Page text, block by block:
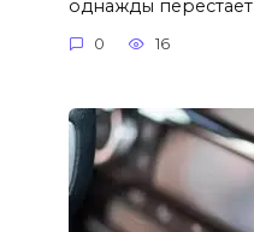
однажды перестает
0 16